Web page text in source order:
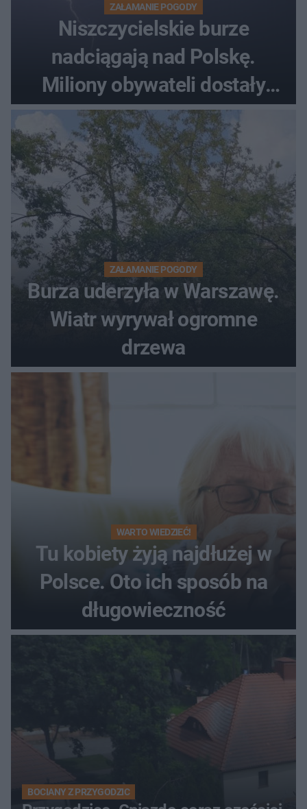
ZAŁAMANIE POGODY
Niszczycielskie burze
nadciągają nad Polskę.
Miliony obywateli dostały
wiadomości z pilnym
ostrzeżeniem
ZAŁAMANIE POGODY
Burza uderzyła w Warszawę.
Wiatr wyrywał ogromne
drzewa
WARTO WIEDZIEĆ!
Tu kobiety żyją najdłużej w
Polsce. Oto ich sposób na
długowieczność
BOCIANY Z PRZYGODZIC